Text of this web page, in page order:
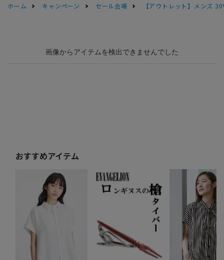
ホーム
キャンペーン セール会場 【アウトレット】メンズ